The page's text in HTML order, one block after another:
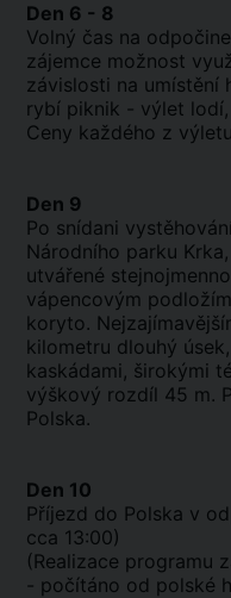
Den 6 - 8
Volný čas na
zájemce možnost
závislosti na umístění
rybí piknik - výlet lodí,
Ceny každého z
Den 9
Po snídani
Národního parku
utvářené
vápencovým
koryto.
kilometru dlouhý
kaskádami, širokými
výškový rozdíl 45 m.
Polska.
Den 10
Příjezd do Polska v
cca 13:00)
(Realizace programu
- počítáno od polské